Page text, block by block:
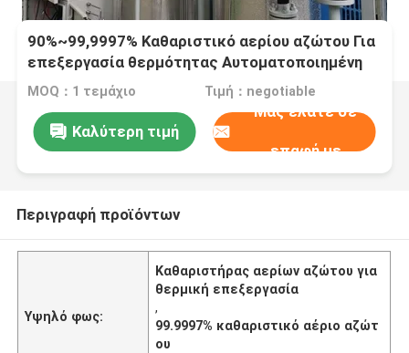
90%~99,9997% Καθαριστικό αερίου αζώτου Για
επεξεργασία θερμότητας Αυτοματοποιημένη
λειτουργία
MOQ：1 τεμάχιο Τιμή：negotiable
Καλύτερη τιμή
Μας ελάτε σε
επαφή με
Περιγραφή προϊόντων
Υψηλό φως:
Καθαριστήρας αερίων αζώτου για
θερμική επεξεργασία
,
99.9997% καθαριστικό αέριο αζώτ
ου